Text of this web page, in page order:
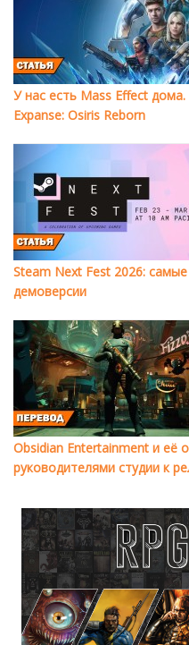
У нас есть Mass Effect
Expanse: Osiris Reborn
Steam Next Fest 2026:
демоверсии
Obsidian Entertainment и её
руководителями студии к